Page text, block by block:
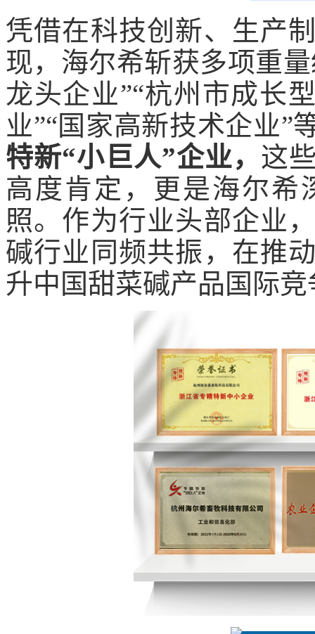
凭借在科技创新、生产
现，海尔希斩获多项重
龙头企业”“杭州市成长
业”“国家高新技术企业”
特新“小巨人”企业， 这
高度肯定，更是海尔希
照。作为行业头部企业
碱行业同频共振，在推
升中国甜菜碱产品国际